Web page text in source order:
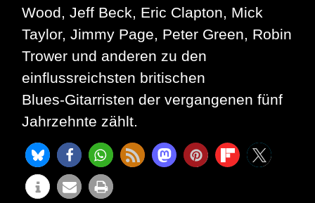
Wood, Jeff Beck, Eric Clapton, Mick
Taylor, Jimmy Page, Peter Green, Robin
Trower und anderen zu den
einflussreichsten britischen
Blues‑Gitarristen der vergangenen fünf
Jahrzehnte zählt.